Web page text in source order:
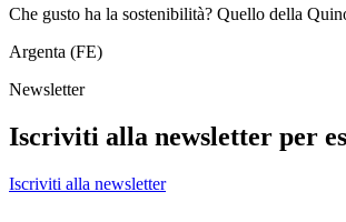
Che gusto ha la sostenibilità? Quello della
Argenta (FE)
Newsletter
Iscriviti alla newsletter per
Iscriviti alla newsletter